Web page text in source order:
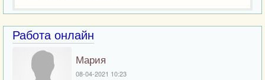
Работа онлайн
Мария
08-04-2021 10:23